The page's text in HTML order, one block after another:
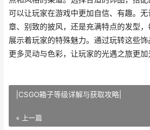
可以让玩家在游戏中更加自信、有趣。
章、别致的披风，还是充满特点的发型
展示着玩家的特殊魅力。通过玩转这些
更多灵动与色彩，让玩家的光遇之旅更加
|CSGO箱子等级详解与获取攻略|
« 上一篇